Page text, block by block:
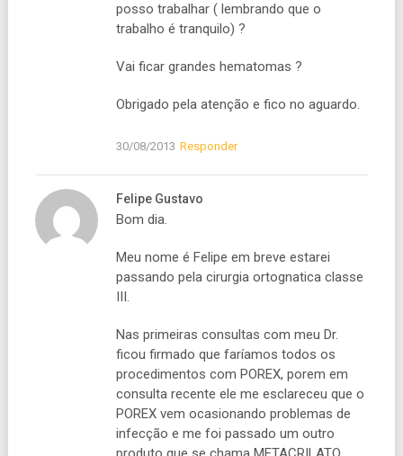
posso trabalhar ( lembrando que o
trabalho é tranquilo) ?
Vai ficar grandes hematomas ?
Obrigado pela atenção e fico no aguardo.
30/08/2013 Responder
Felipe Gustavo
Bom dia.
Meu nome é Felipe em breve estarei
passando pela cirurgia ortognatica classe
III.
Nas primeiras consultas com meu Dr.
ficou firmado que faríamos todos os
procedimentos com POREX, porem em
consulta recente ele me esclareceu que o
POREX vem ocasionando problemas de
infecção e me foi passado um outro